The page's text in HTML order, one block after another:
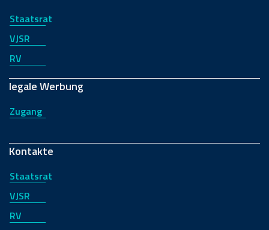
Staatsrat
VJSR
RV
legale Werbung
Zugang
Kontakte
Staatsrat
VJSR
RV